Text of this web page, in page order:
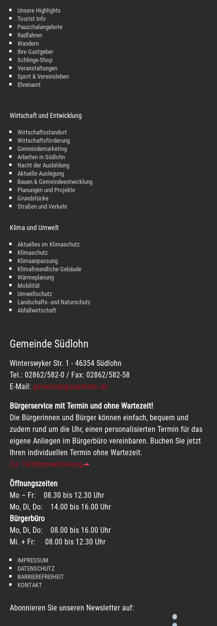
Unsere Highlights
Tourist Info
Pauschalangebote
Radfahren
Wandern
Ihre Gastgeber
Schlinge-Shop
Veranstaltungen
Sport & Vereinsleben
Ehrenamt
Wirtschaft und Entwicklung
Wirtschaftsstandort
Wirtschaftsförderung
Gemeindemarketing
Arbeiten in Südlohn
Nacht der Ausbildung
Aktuelle Auslegung
Bauen & Gemeindeentwicklung
Planungen und Projekte
Grundstücke
Straßen und Verkehr
Klima und Umwelt
Aktuelles im Klimaschutz
Klimaschutz
Klimaanpassung
Klimafreundliche Gebäude
Wärmeplanung
Mobilität
Umweltschutz
Landschafts- und Naturschutz
Abfallwirtschaft
Gemeinde Südlohn
Winterswyker Str. 1 - 46354 Südlohn
Tel.: 02862/582-0 / Fax: 02862/582-58
E-Mail: gemeinde@suedlohn.de
Bürgerservice mit Termin und ohne Wartezeit!
Die Bürgerinnen und Bürger können einfach, bequem und
zudem rund um die Uhr, einen personalisierten Termin für das
eigene Anliegen im Bürgerbüro vereinbaren. Buchen Sie jetzt
Ihren individuellen Termin ohne Wartezeit.
Zur Terminreservierung
Öffnungszeiten
Mo – Fr: 08.30 bis 12.30 Uhr
Mo, Di, Do: 14.00 bis 16.00 Uhr
Bürgerbüro
Mo, Di, Do: 08.00 bis 16.00 Uhr
Mi. + Fr: 08.00 bis 12.30 Uhr
IMPRESSUM
DATENSCHUTZ
BARRIEREFREIHEIT
KONTAKT
Abonnieren Sie unseren Newsletter auf: